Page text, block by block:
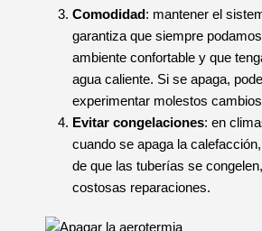
Comodidad: mantener el
garantiza que siempre
ambiente confortable y que
agua caliente. Si se apaga,
experimentar molestos
Evitar congelaciones: en
cuando se apaga la
de que las tuberías se
costosas reparaciones.